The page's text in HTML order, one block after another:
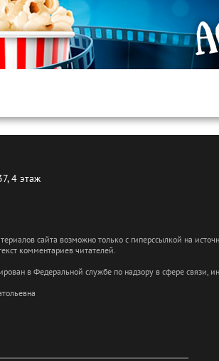
4 этаж
сайта возможно только с гиперссылкой на
комментариев читателей.
в Федеральной службе по надзору в сфере